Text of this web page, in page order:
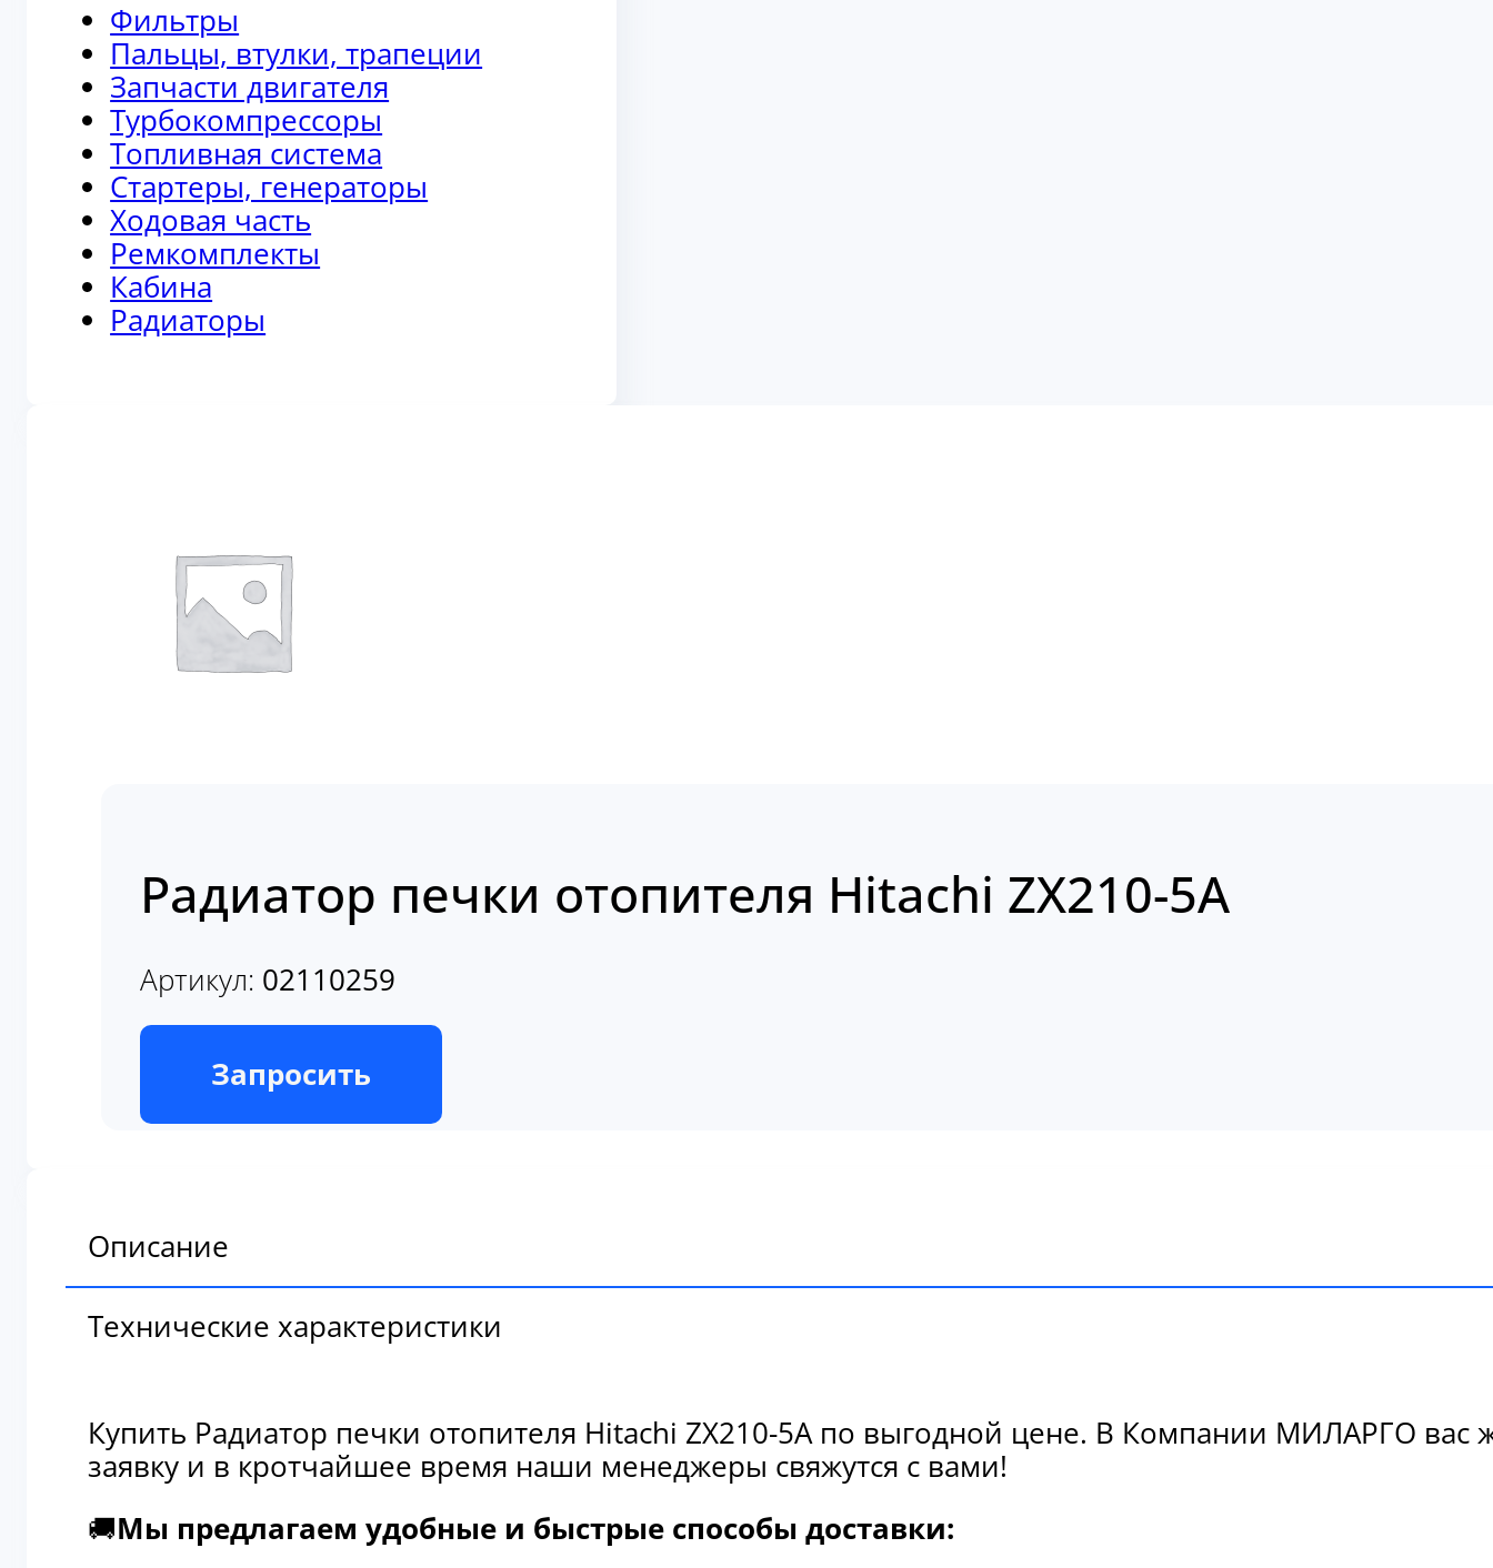
Фильтры
Пальцы, втулки, трапеции
Запчасти двигателя
Турбокомпрессоры
Топливная система
Стартеры, генераторы
Ходовая часть
Ремкомплекты
Кабина
Радиаторы
Радиатор печки отопителя Hitachi ZX210-5A
Артикул: 02110259
В наличии
Запросить
Описание
Технические характеристики
Купить Радиатор печки отопителя Hitachi ZX210-5A по выгодной цене. В Компании МИЛАРГО вас
заявку и в кротчайшее время наши менеджеры свяжутся с вами!
🚚Мы предлагаем удобные и быстрые способы доставки: